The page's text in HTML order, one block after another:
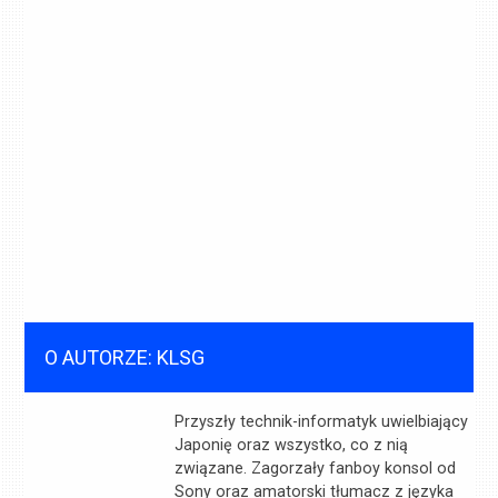
O AUTORZE: KLSG
Przyszły technik-informatyk uwielbiający
Japonię oraz wszystko, co z nią
związane. Zagorzały fanboy konsol od
Sony oraz amatorski tłumacz z języka